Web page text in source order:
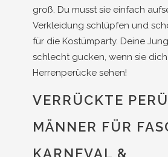
groß. Du musst sie einfach
Verkleidung schlüpfen und
für die Kostümparty. Deine
schlecht gucken, wenn sie
Herrenperücke sehen!
VERRÜCKTE
MÄNNER FÜR
KARNEVAL &